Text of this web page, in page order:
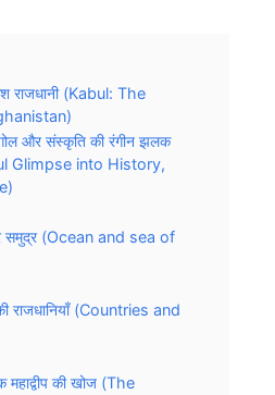
राजधानी (Kabul: The
और संस्कृति की रंगीन झलक
Glimpse into History,
समुद्र (Ocean and sea of
राजधानियाँ (Countries and
महाद्वीप की खोज (The